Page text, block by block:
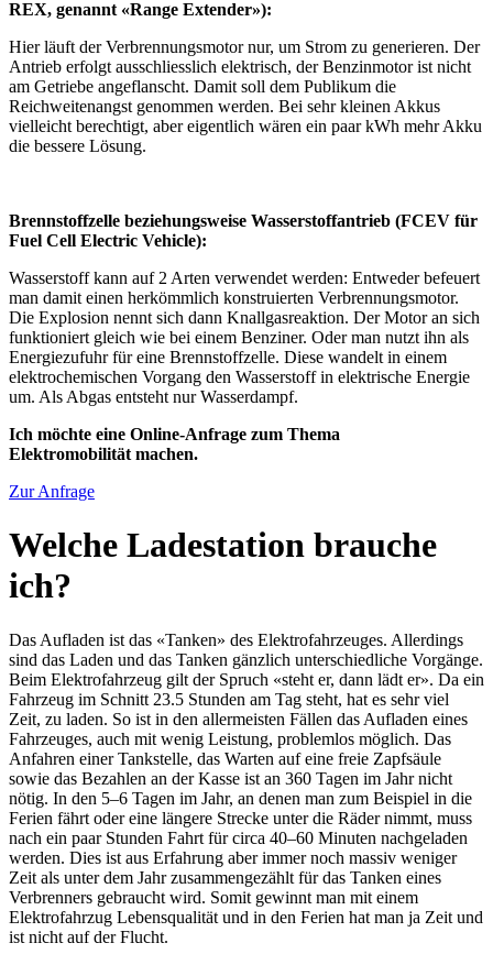
REX, genannt «Range Extender»):
Hier läuft der Verbrennungsmotor nur, um Strom zu generieren. Der
Antrieb erfolgt ausschliesslich elektrisch, der Benzinmotor ist nicht
am Getriebe angeflanscht. Damit soll dem Publikum die
Reichweitenangst genommen werden. Bei sehr kleinen Akkus
vielleicht berechtigt, aber eigentlich wären ein paar kWh mehr Akku
die bessere Lösung.
Brennstoffzelle beziehungsweise Wasserstoffantrieb (FCEV für
Fuel Cell Electric Vehicle):
Wasserstoff kann auf 2 Arten verwendet werden: Entweder befeuert
man damit einen herkömmlich konstruierten Verbrennungsmotor.
Die Explosion nennt sich dann Knallgasreaktion. Der Motor an sich
funktioniert gleich wie bei einem Benziner. Oder man nutzt ihn als
Energiezufuhr für eine Brennstoffzelle. Diese wandelt in einem
elektrochemischen Vorgang den Wasserstoff in elektrische Energie
um. Als Abgas entsteht nur Wasserdampf.
Ich möchte eine Online-Anfrage zum Thema
Elektromobilität machen.
Zur Anfrage
Welche Ladestation brauche
ich?
Das Aufladen ist das «Tanken» des Elektrofahrzeuges. Allerdings
sind das Laden und das Tanken gänzlich unterschiedliche Vorgänge.
Beim Elektrofahrzeug gilt der Spruch «steht er, dann lädt er». Da ein
Fahrzeug im Schnitt 23.5 Stunden am Tag steht, hat es sehr viel
Zeit, zu laden. So ist in den allermeisten Fällen das Aufladen eines
Fahrzeuges, auch mit wenig Leistung, problemlos möglich. Das
Anfahren einer Tankstelle, das Warten auf eine freie Zapfsäule
sowie das Bezahlen an der Kasse ist an 360 Tagen im Jahr nicht
nötig. In den 5–6 Tagen im Jahr, an denen man zum Beispiel in die
Ferien fährt oder eine längere Strecke unter die Räder nimmt, muss
nach ein paar Stunden Fahrt für circa 40–60 Minuten nachgeladen
werden. Dies ist aus Erfahrung aber immer noch massiv weniger
Zeit als unter dem Jahr zusammengezählt für das Tanken eines
Verbrenners gebraucht wird. Somit gewinnt man mit einem
Elektrofahrzug Lebensqualität und in den Ferien hat man ja Zeit und
ist nicht auf der Flucht.